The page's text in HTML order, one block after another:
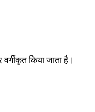
किया जाता है।